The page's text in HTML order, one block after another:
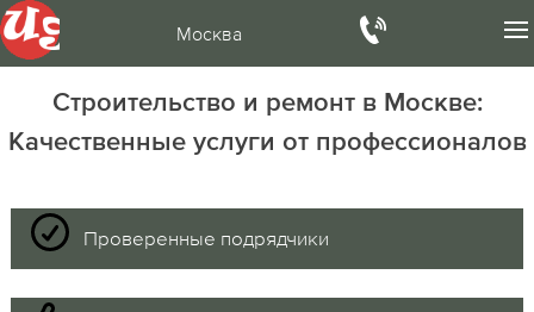
Москва
Строительство и ремонт в Москве:
Качественные услуги от профессионалов
Проверенные подрядчики